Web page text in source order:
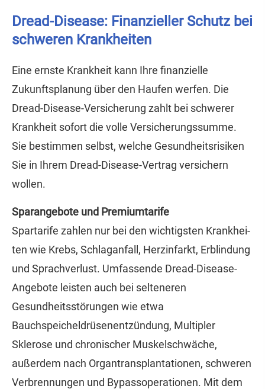
Dread-Disease: Finanzieller Schutz bei
schweren Krank­hei­ten
Eine ernste Krankheit kann Ihre finanzielle
Zukunftsplanung über den Haufen werfen. Die
Dread-Disease-Versicherung zahlt bei schwerer
Krankheit sofort die volle Versicherungssumme.
Sie bestimmen selbst, welche Gesundheitsrisiken
Sie in Ihrem Dread-Disease-Vertrag ver­sichern
wollen.
Sparangebote und Premiumtarife
Spartarife zahlen nur bei den wichtigsten Krank­hei­
ten wie Krebs, Schlaganfall, Herzinfarkt, Erblindung
und Sprachverlust. Umfassende Dread-Disease-
Angebote leisten auch bei selteneren
Gesundheitsstörungen wie etwa
Bauchspeicheldrüsenentzündung, Multipler
Sklerose und chronischer Muskelschwäche,
außerdem nach Organtransplantationen, schweren
Verbrennungen und Bypassoperationen. Mit dem